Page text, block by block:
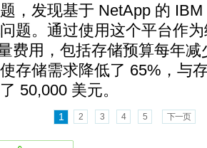
，发现基于 NetApp 的
题。通过使用这个平台作
费用，包括存储预算每年
存储需求降低了 65%，与
50,000 美元。
1 2 3 4 5 下一页